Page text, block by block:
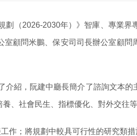
（2026-2030年）》智庫、專業
顧問米鵬、保安司司長辦公室顧
紹，阮建中廳長簡介了諮詢文本
、社會民生、指標優化、對外交往
作；將規劃中較具可行性的研究類